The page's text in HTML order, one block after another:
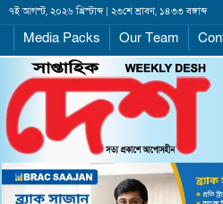
৭ই আগস্ট, ২০২৬ খ্রিস্টাব্দ | ২৩শে শ্রাবণ, ১৪৩৩ বঙ্গাব্দ
Media Packs Our Team